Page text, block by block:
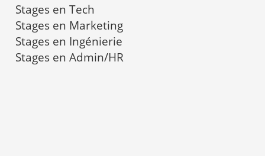
Stages en Tech
Stages en Marketing
Stages en Ingénierie
Stages en Admin/HR